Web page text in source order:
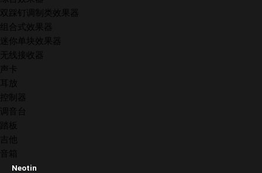
双踩钉调制类效果器
组合式效果器
迷你单块效果器
无线接收器
声卡
耳放
控制器
调音台
踏板
吉他
音箱
Neotin